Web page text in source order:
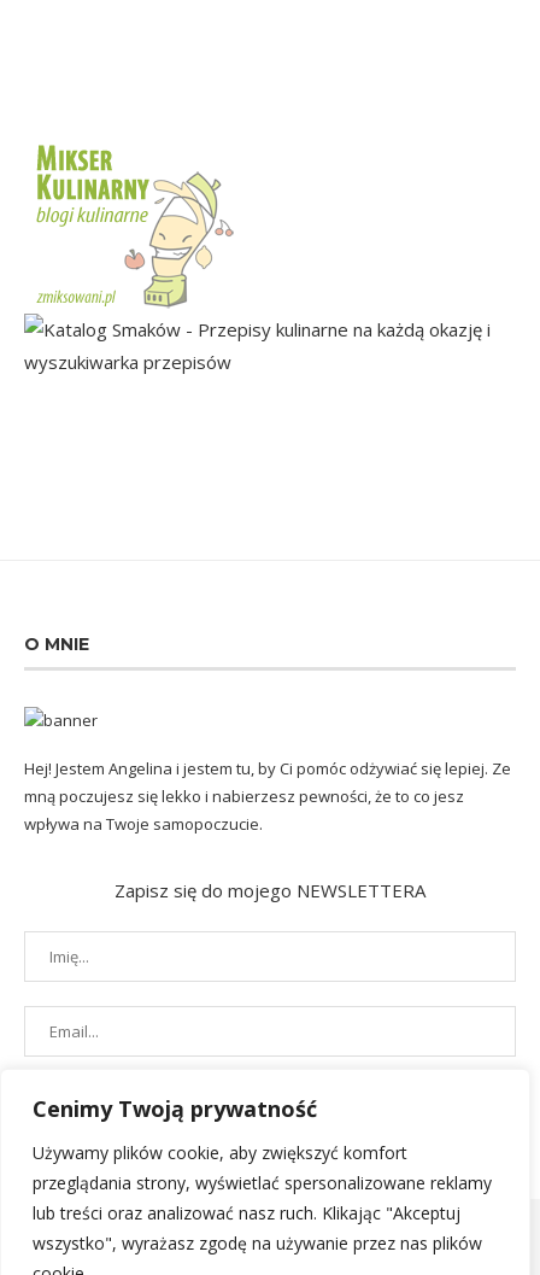
Cenimy Twoją prywatność
Używamy plików cookie, aby zwiększyć komfort
przeglądania strony, wyświetlać spersonalizowane reklamy
lub treści oraz analizować nasz ruch. Klikając "Akceptuj
wszystko", wyrażasz zgodę na używanie przez nas plików
O MNIE
Hej! Jestem Angelina i jestem tu, by Ci pomóc odżywiać się lepiej. Ze
mną poczujesz się lekko i nabierzesz pewności, że to co jesz
wpływa na Twoje samopoczucie.
Zapisz się do mojego NEWSLETTERA